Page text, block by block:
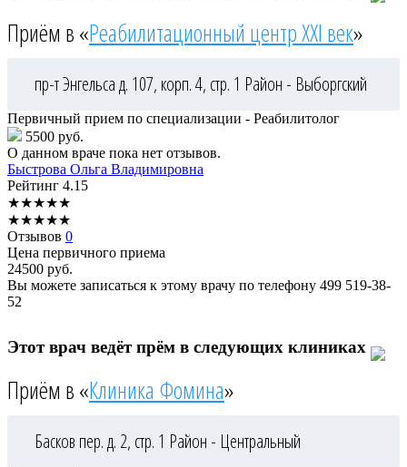
Приём в «Реабилитационный центр XXI век»
пр-т Энгельса д. 107, корп. 4, стр. 1 Район - Выборгский
Первичный прием по специализации - Реабилитолог
5500 руб.
О данном враче пока нет отзывов.
Быстрова Ольга Владимировна
Рейтинг 4.15
★★★★★
★★★★★
Отзывов 0
Цена первичного приема
24500 руб.
Вы можете записаться к этому врачу по телефону 499 519-38-
52
Этот врач ведёт прём в следующих клиниках
Приём в «Клиника Фомина»
Басков пер. д. 2, стр. 1 Район - Центральный